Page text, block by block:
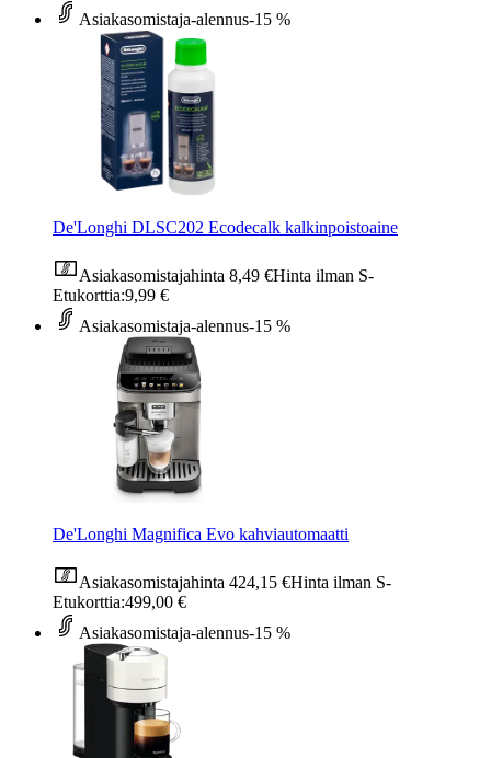
Asiakasomistaja-alennus-15 %
De'Longhi DLSC202 Ecodecalk kalkinpoistoaine
Asiakasomistajahinta 8,49 €Hinta ilman S-
Etukorttia:9,99 €
Asiakasomistaja-alennus-15 %
De'Longhi Magnifica Evo kahviautomaatti
Asiakasomistajahinta 424,15 €Hinta ilman S-
Etukorttia:499,00 €
Asiakasomistaja-alennus-15 %